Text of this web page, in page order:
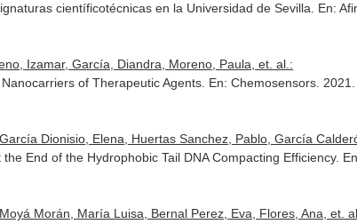
científicotécnicas en la Universidad de Sevilla. En:
Izamar, García, Diandra, Moreno, Paula, et. al.:
of Therapeutic Agents. En: Chemosensors .
Dionisio, Elena, Huertas Sanchez, Pablo, García
End of the Hydrophobic Tail DNA Compacting Efficiency.
Morán, María Luisa, Bernal Perez, Eva, Flores, Ana, et.